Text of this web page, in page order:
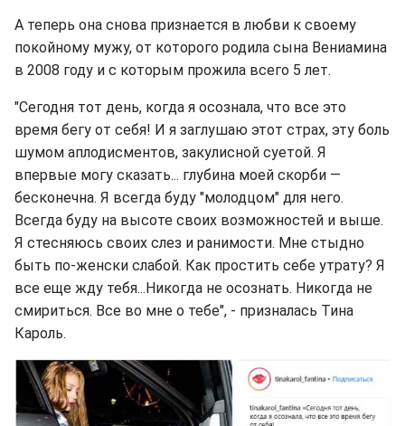
А теперь она снова признается в любви к своему
покойному мужу, от которого родила сына Вениамина
в 2008 году и с которым прожила всего 5 лет.
"Сегодня тот день, когда я осознала, что все это
время бегу от себя! И я заглушаю этот страх, эту боль
шумом аплодисментов, закулисной суетой. Я
впервые могу сказать... глубина моей скорби —
бесконечна. Я всегда буду "молодцом" для него.
Всегда буду на высоте своих возможностей и выше.
Я стесняюсь своих слез и ранимости. Мне стыдно
быть по-женски слабой. Как простить себе утрату? Я
все еще жду тебя...Никогда не осознать. Никогда не
смириться. Все во мне о тебе", - призналась Тина
Кароль.